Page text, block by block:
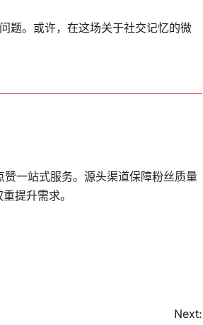
题。或许，在这场关于社交记忆的微
一站式服务。源头渠道保障粉丝质量
提升需求。
Next: